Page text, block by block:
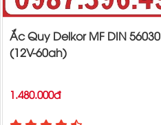
Ắc Quy Delkor MF DIN 56030
(12V-60ah)
1.480.000đ